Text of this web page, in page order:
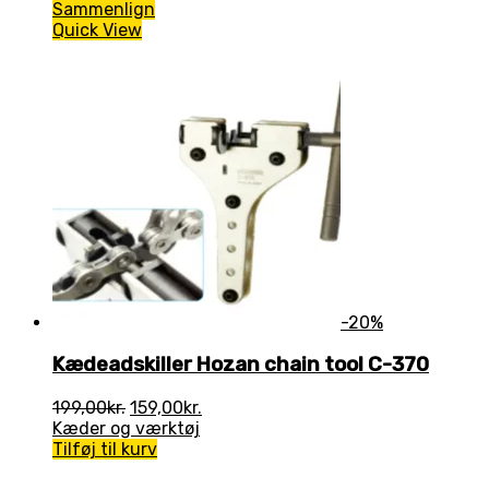
Sammenlign
Quick View
-20%
Kædeadskiller Hozan chain tool C-370
199,00kr. Den
oprindelige
pris
159,00kr.
Kæder og værktøj
Tilføj til kurv